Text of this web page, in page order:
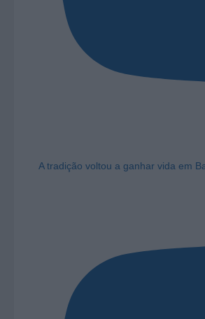
A tradição voltou a ganhar vida em